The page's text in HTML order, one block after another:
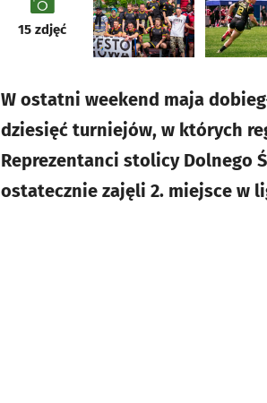
galeria
15zdjęć
W ostatni weekend maja
dziesięć turniejów, w których
Reprezentanci stolicy Dolnego
ostatecznie zajęli 2. miejsce w